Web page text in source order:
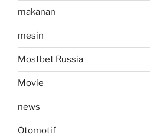
makanan
mesin
Mostbet Russia
Movie
news
Otomotif